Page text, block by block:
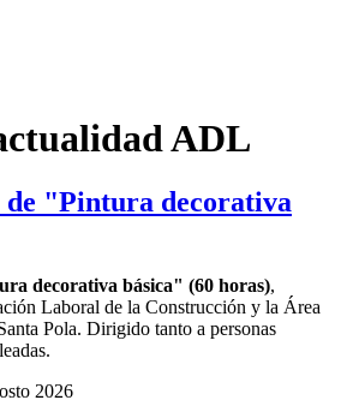
ADL
"Pintura decorativa
decorativa básica" (60 horas),
Laboral de la Construcción y la Área
Pola. Dirigido tanto a personas
2026